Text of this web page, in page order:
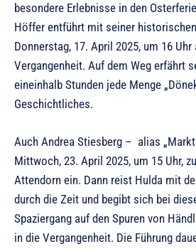
besondere Erlebnisse in den
Höffer entführt mit seiner
Donnerstag, 17. April 2025, um 16
Vergangenheit. Auf dem Weg erfährt
eineinhalb Stunden jede Menge
Geschichtliches.
Auch Andrea Stiesberg – alias
Mittwoch, 23. April 2025, um 15 Uhr,
Attendorn ein. Dann reist Hulda mit
durch die Zeit und begibt sich bei
Spaziergang auf den Spuren von
in die Vergangenheit. Die Führung